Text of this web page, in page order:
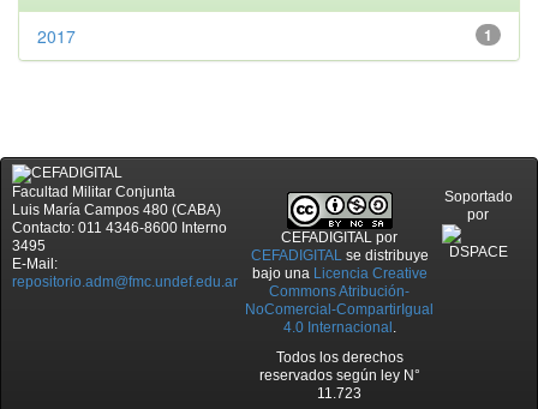
1
2017
Facultad Militar Conjunta
Luis María Campos 480 (CABA)
Contacto: 011 4346-8600 Interno
3495
E-Mail:
repositorio.adm@fmc.undef.edu.ar
CEFADIGITAL por
CEFADIGITALse distribuye
bajo una Licencia Creative
Commons Atribución-
NoComercial-CompartirIgual
4.0 Internacional .
Todos los derechos
reservados según ley N°
11.723
Soportado
por